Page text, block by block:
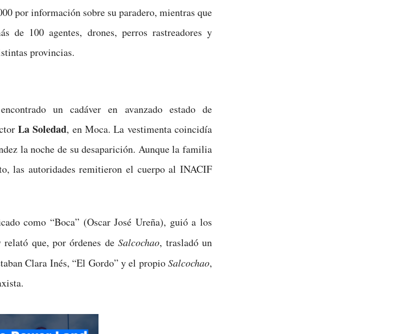
por información sobre su paradero, mientras que
de 100 agentes, drones, perros rastreadores y
provincias.
un cadáver en avanzado estado de
La Soledad, en Moca. La vestimenta coincidía
la noche de su desaparición. Aunque la familia
las autoridades remitieron el cuerpo al INACIF
como “Boca” (Oscar José Ureña), guió a los
relató que, por órdenes deSalcochao, trasladó un
Clara Inés, “El Gordo” y el propioSalcochao,